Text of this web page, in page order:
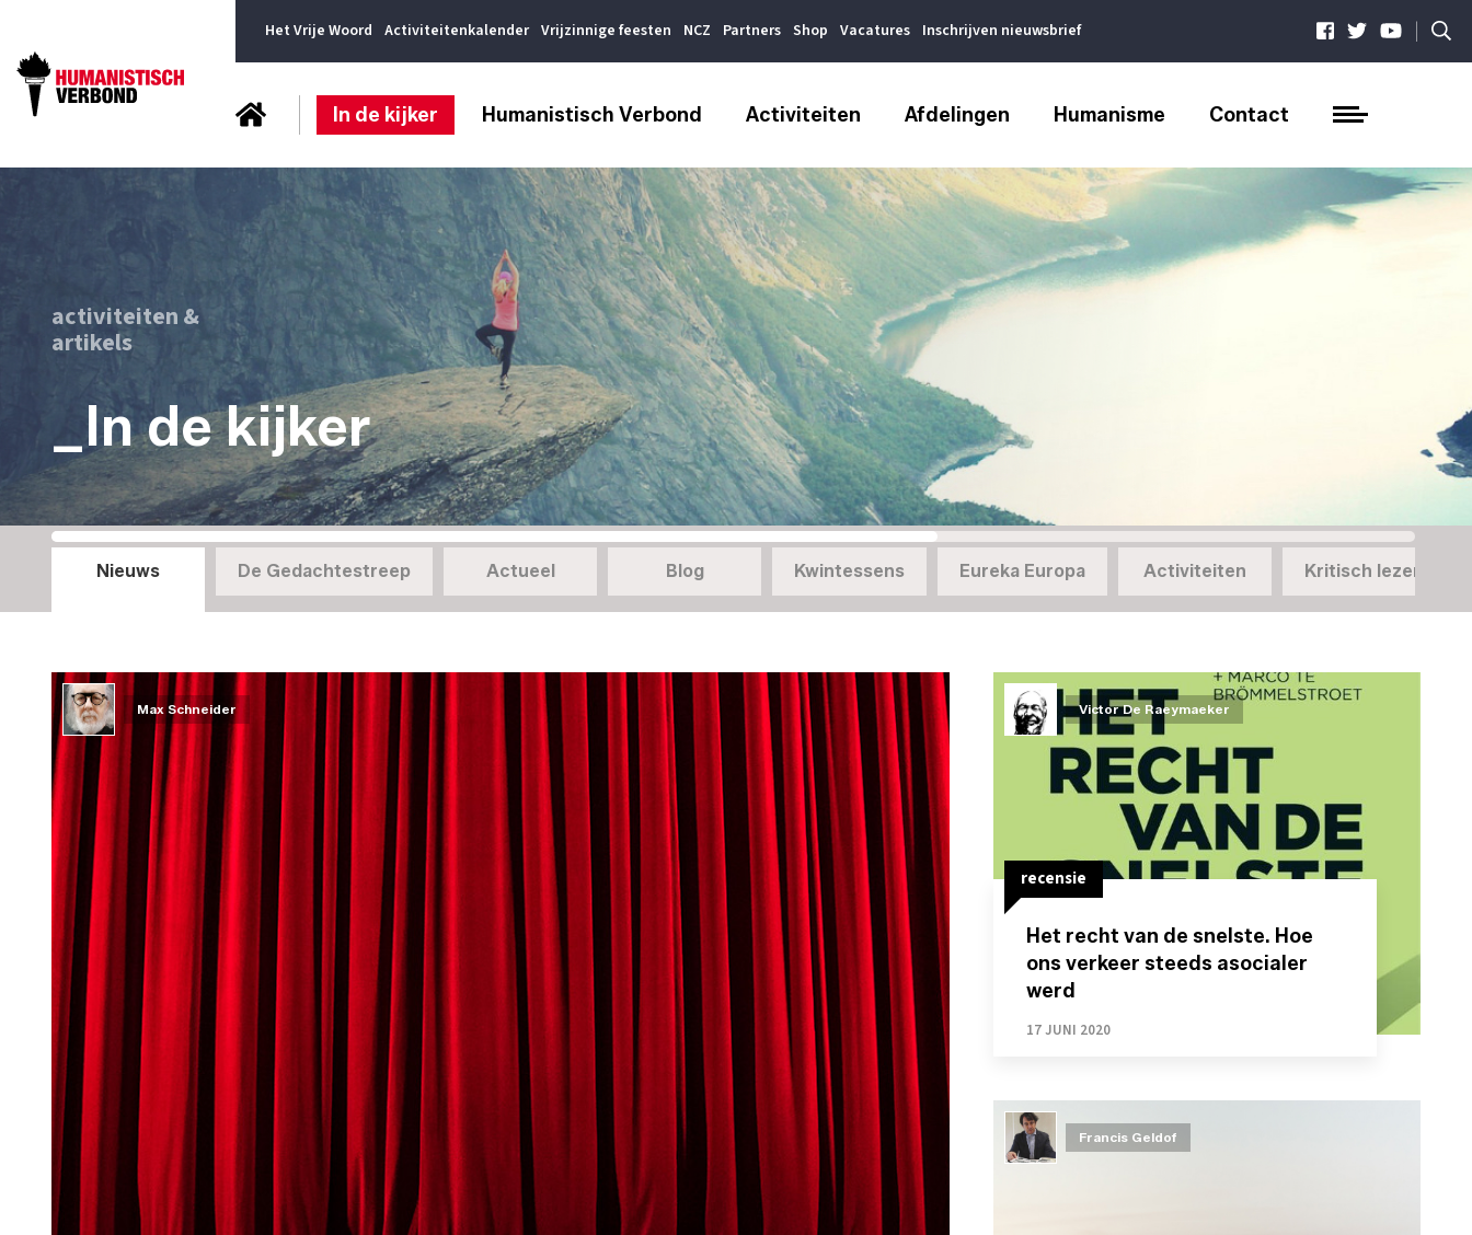
Het Vrije Woord Activiteitenkalender Vrijzinnige feesten NCZ Partners Shop Vacatures Inschrijven nieuwsbrief |
In de kijker Humanistisch Verbond Activiteiten Afdelingen Humanisme Contact
activiteiten &
artikels
_In de kijker
Nieuws De Gedachtestreep Actueel Blog Kwintessens Eureka Europa Activiteiten Kritisch lezen
Max Schneider
recensie
Het recht van de snelste. Hoe
ons verkeer steeds asocialer
werd
17 JUNI 2020
Victor De Raeymaeker
Francis Geldof